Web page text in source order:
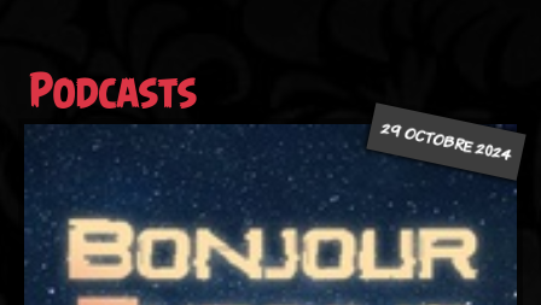
Podcasts
29 OCTOBRE 2024